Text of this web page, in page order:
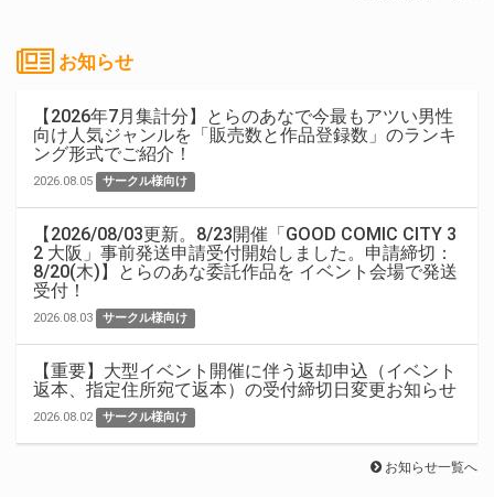
お知らせ
【2026年7月集計分】とらのあなで今最もアツい男性
向け人気ジャンルを「販売数と作品登録数」のランキ
ング形式でご紹介！
2026.08.05 サークル様向け
【2026/08/03更新。8/23開催「GOOD COMIC CITY 3
2 大阪」事前発送申請受付開始しました。申請締切：
8/20(木)】とらのあな委託作品を イベント会場で発送
受付！
2026.08.03 サークル様向け
【重要】大型イベント開催に伴う返却申込（イベント
返本、指定住所宛て返本）の受付締切日変更お知らせ
2026.08.02 サークル様向け
お知らせ一覧へ